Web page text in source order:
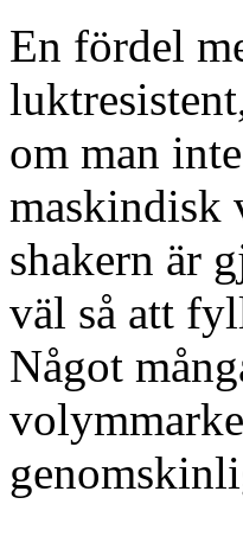
En fördel
om man
maskindisk
shakern är
väl så att
Något